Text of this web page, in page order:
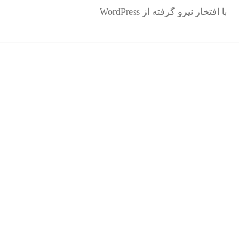
با افتخار نیرو گرفته از WordPress